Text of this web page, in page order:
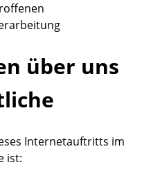
über uns
Internetauftritts im
ist: